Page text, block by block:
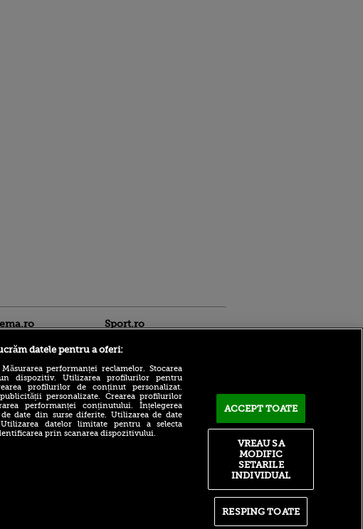
pentru
Sport.ro
Cele trei motive pentru care
Rodri a refuzat-o pe Real
Numărul 11 mondial explică
datele pentru a oferi:
performanței reclamelor. Stocarea
dispozitiv. Utilizarea profilurilor pentru
profilurilor de conținut personalizat.
personalizate. Crearea profilurilor
performanței conținutului. Înțelegerea
date din surse diferite. Utilizarea de date
datelor limitate pentru a selecta
prin scanarea dispozitivului.
ACCEPT TOATE
RESPING TOATE
VREAU SA
MODIFIC
SETARILE
INDIVIDUAL